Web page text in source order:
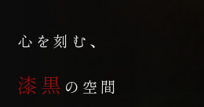
心を刻む、
漆黒 の空間